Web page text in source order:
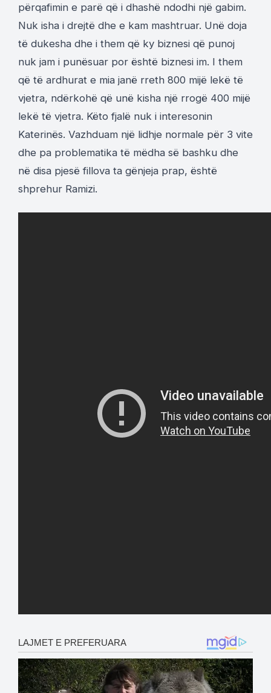
përqafimin e parë që i dhashë ndodhi një gabim.
Nuk isha i drejtë dhe e kam mashtruar. Unë doja
të dukesha dhe i them që ky biznesi që punoj
nuk jam i punësuar por është biznesi im. I them
që të ardhurat e mia janë rreth 800 mijë lekë të
vjetra, ndërkohë që unë kisha një rrogë 400 mijë
lekë të vjetra. Këto fjalë nuk i interesonin
Katerinës. Vazhduam një lidhje normale për 3 vite
dhe pa problematika të mëdha së bashku dhe
në disa pjesë fillova ta gënjeja prap, është
shprehur Ramizi.